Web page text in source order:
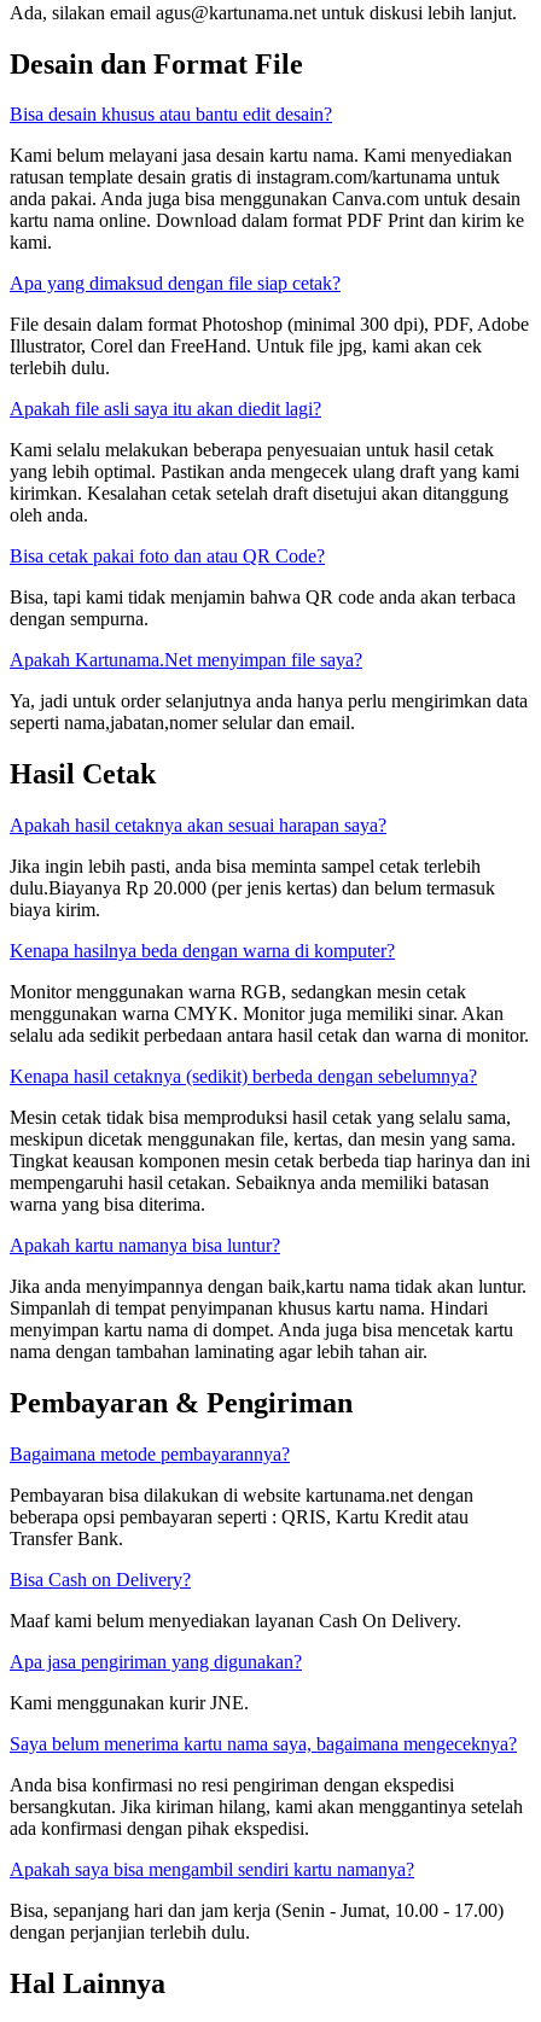
Ada, silakan email agus@kartunama.net untuk diskusi lebih lanjut.
Desain dan Format File
Bisa desain khusus atau bantu edit desain?
Kami belum melayani jasa desain kartu nama. Kami menyediakan
ratusan template desain gratis di instagram.com/kartunama untuk
anda pakai. Anda juga bisa menggunakan Canva.com untuk desain
kartu nama online. Download dalam format PDF Print dan kirim ke
kami.
Apa yang dimaksud dengan file siap cetak?
File desain dalam format Photoshop (minimal 300 dpi), PDF, Adobe
Illustrator, Corel dan FreeHand. Untuk file jpg, kami akan cek
terlebih dulu.
Apakah file asli saya itu akan diedit lagi?
Kami selalu melakukan beberapa penyesuaian untuk hasil cetak
yang lebih optimal. Pastikan anda mengecek ulang draft yang kami
kirimkan. Kesalahan cetak setelah draft disetujui akan ditanggung
oleh anda.
Bisa cetak pakai foto dan atau QR Code?
Bisa, tapi kami tidak menjamin bahwa QR code anda akan terbaca
dengan sempurna.
Apakah Kartunama.Net menyimpan file saya?
Ya, jadi untuk order selanjutnya anda hanya perlu mengirimkan data
seperti nama,jabatan,nomer selular dan email.
Hasil Cetak
Apakah hasil cetaknya akan sesuai harapan saya?
Jika ingin lebih pasti, anda bisa meminta sampel cetak terlebih
dulu.Biayanya Rp 20.000 (per jenis kertas) dan belum termasuk
biaya kirim.
Kenapa hasilnya beda dengan warna di komputer?
Monitor menggunakan warna RGB, sedangkan mesin cetak
menggunakan warna CMYK. Monitor juga memiliki sinar. Akan
selalu ada sedikit perbedaan antara hasil cetak dan warna di monitor.
Kenapa hasil cetaknya (sedikit) berbeda dengan sebelumnya?
Mesin cetak tidak bisa memproduksi hasil cetak yang selalu sama,
meskipun dicetak menggunakan file, kertas, dan mesin yang sama.
Tingkat keausan komponen mesin cetak berbeda tiap harinya dan ini
mempengaruhi hasil cetakan. Sebaiknya anda memiliki batasan
warna yang bisa diterima.
Apakah kartu namanya bisa luntur?
Jika anda menyimpannya dengan baik,kartu nama tidak akan luntur.
Simpanlah di tempat penyimpanan khusus kartu nama. Hindari
menyimpan kartu nama di dompet. Anda juga bisa mencetak kartu
nama dengan tambahan laminating agar lebih tahan air.
Pembayaran & Pengiriman
Bagaimana metode pembayarannya?
Pembayaran bisa dilakukan di website kartunama.net dengan
beberapa opsi pembayaran seperti : QRIS, Kartu Kredit atau
Transfer Bank.
Bisa Cash on Delivery?
Maaf kami belum menyediakan layanan Cash On Delivery.
Apa jasa pengiriman yang digunakan?
Kami menggunakan kurir JNE.
Saya belum menerima kartu nama saya, bagaimana mengeceknya?
Anda bisa konfirmasi no resi pengiriman dengan ekspedisi
bersangkutan. Jika kiriman hilang, kami akan menggantinya setelah
ada konfirmasi dengan pihak ekspedisi.
Apakah saya bisa mengambil sendiri kartu namanya?
Bisa, sepanjang hari dan jam kerja (Senin - Jumat, 10.00 - 17.00)
dengan perjanjian terlebih dulu.
Hal Lainnya